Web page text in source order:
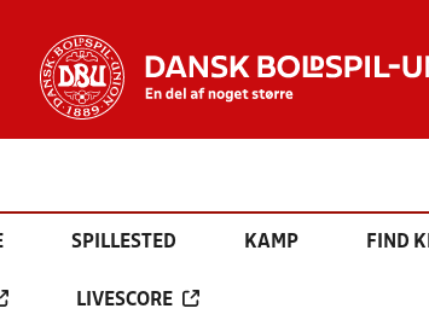
SPILLESTED KAMP FIND
LIVESCORE